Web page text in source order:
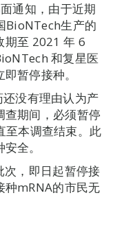
通知，由于近期
BioNTech生产的
至 2021 年 6
和复星医
暂停接种。
没有理由认为产
期间，必须暂停
至本调查结束。此
全。
，即日起暂停接
种mRNA的市民无